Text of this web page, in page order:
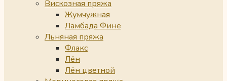
Вискозная пряжа
Жумчужная
Ламбада Фине
Льняная пряжа
Флакс
Лён
Лён цветной